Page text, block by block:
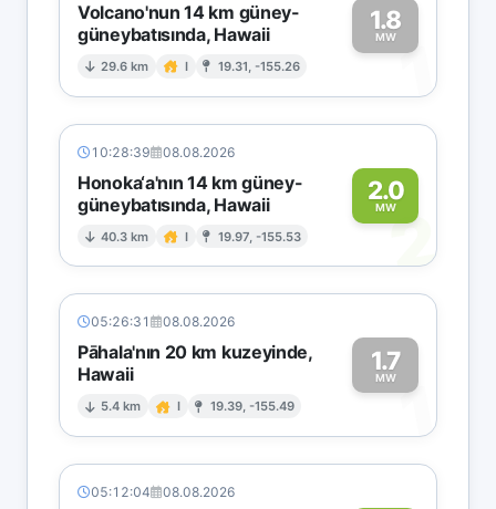
Volcano'nun 14 km güney-
güneybatısında, Hawaii
29.6 km I 19.31, -155.26
1.8
MW1
10:28:39 08.08.2026
Honoka‘a'nın 14 km güney-
güneybatısında, Hawaii
40.3 km I 19.97, -155.53
2.0
MW2
05:26:31 08.08.2026
Pāhala'nın 20 km kuzeyinde,
Hawaii
5.4 km I 19.39, -155.49
1.7
MW1
05:12:04 08.08.2026